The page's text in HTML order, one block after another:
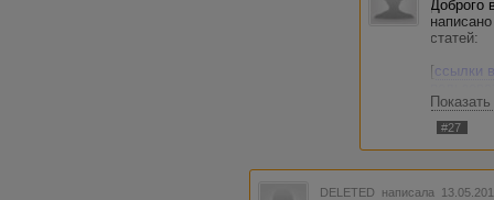
Доброго
статей:
[ссылки
фасада
ссылки
ремонту
[ссылки
#27
DELETED написала